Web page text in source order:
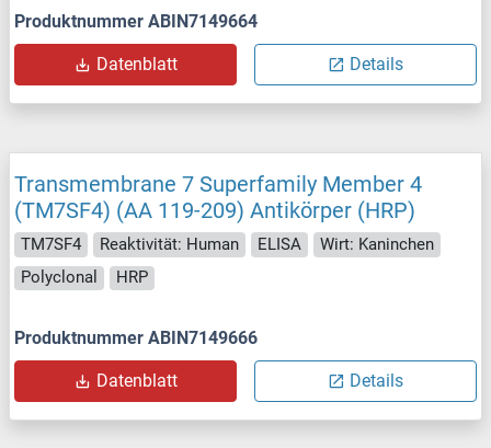
Produktnummer ABIN7149664
Datenblatt Details
Transmembrane 7 Superfamily Member 4
(TM7SF4) (AA 119-209) Antikörper (HRP)
TM7SF4 Reaktivität: Human ELISA
Wirt: Kaninchen
Polyclonal
HRP
Produktnummer ABIN7149666
Datenblatt Details